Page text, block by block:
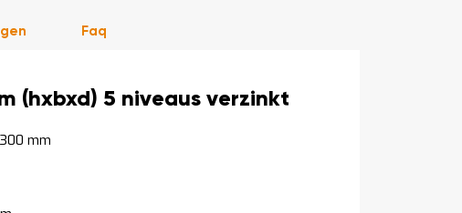
(hxbxd) 5 niveaus verzinkt
mm
Faq